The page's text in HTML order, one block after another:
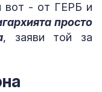
вот - от ГЕРБ и
просто
, заяви той за